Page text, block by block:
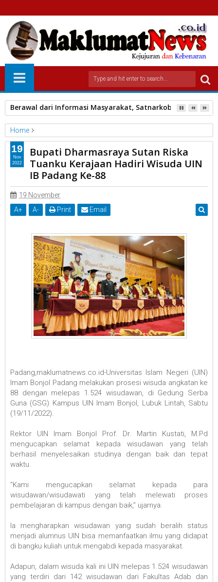
Berawal dari Informasi Masyarakat, Satnarkoba Polres
Home
Sumatera Barat
Terbaru
Utama
Bupati Dharmasraya Sutan Riska Tuanku Kerajaan Hadiri
Wisuda UIN IB Padang Ke-88
Bupati Dharmasraya Sutan Riska
Tuanku Kerajaan Hadiri Wisuda UIN
IB Padang Ke-88
19 November
A+ A- Print Email
Padang,maklumatnews.co.id-Universitas Islam Negeri (UIN)
Imam Bonjol Padang melakukan prosesi wisuda angkatan ke
88 dengan melepas 1.524 wisudawan, di Gedung Serba
Guna (GSG) Kampus UIN Imam Bonjol, Lubuk Lintah, Sabtu
(19/11/2022).
Rektor UIN Imam Bonjol Prof. Dr. Martin Kustati, M.Pd
mengucapkan selamat kepada wisudawan yang telah
berhasil menyelesaikan studinya dengan baik dan tepat
waktu.
"Kami mengucapkan selamat kepada para
wisudawan/wisudawati yang telah melewati proses
pembelajaran di kampus dengan baik,” ujarnya.
Ia mengharapkan wisudawan yang sudah beralih status
menjadi alumnus UIN bisa memanfaatkan ilmu yang didapat
di bangku kuliah untuk mengabdi kepada masyarakat.
Adapun, dalam wisuda kali ini UIN melepas 1.524 wisudawan
yang terdiri dari 142 wisudawan dari Fakultas Adab dan
19
Nov
2022